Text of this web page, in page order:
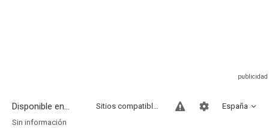
Disponible en... España
Sitios compatibles
Sin información